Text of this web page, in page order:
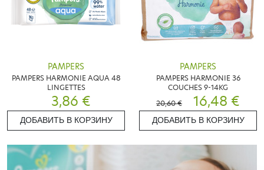
PAMPERS
PAMPERS HARMONIE AQUA 48
LINGETTES
3,86 €
ДОБАВИТЬ В КОРЗИНУ
PAMPERS
PAMPERS HARMONIE 36
COUCHES 9-14KG
20,60 €
16,48 €
ДОБАВИТЬ В КОРЗИНУ